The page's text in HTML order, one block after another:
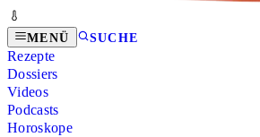
MENÜ SUCHE
Rezepte
Dossiers
Videos
Podcasts
Horoskope